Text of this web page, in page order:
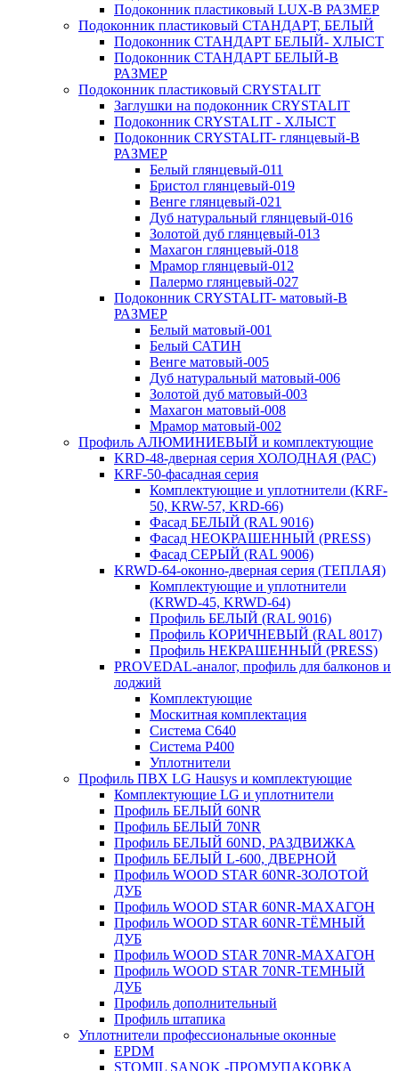
Подоконник пластиковый LUX-В РАЗМЕР
Подоконник пластиковый СТАНДАРТ, БЕЛЫЙ
Подоконник СТАНДАРТ БЕЛЫЙ- ХЛЫСТ
Подоконник СТАНДАРТ БЕЛЫЙ-В
РАЗМЕР
Подоконник пластиковый CRYSTALIT
Заглушки на подоконник CRYSTALIT
Подоконник CRYSTALIT - ХЛЫСТ
Подоконник CRYSTALIT- глянцевый-В
РАЗМЕР
Белый глянцевый-011
Бристол глянцевый-019
Венге глянцевый-021
Дуб натуральный глянцевый-016
Золотой дуб глянцевый-013
Махагон глянцевый-018
Мрамор глянцевый-012
Палермо глянцевый-027
Подоконник CRYSTALIT- матовый-В
РАЗМЕР
Белый матовый-001
Белый САТИН
Венге матовый-005
Дуб натуральный матовый-006
Золотой дуб матовый-003
Махагон матовый-008
Мрамор матовый-002
Профиль АЛЮМИНИЕВЫЙ и комплектующие
KRD-48-дверная серия ХОЛОДНАЯ (РАС)
KRF-50-фасадная серия
Комплектующие и уплотнители (KRF-
50, KRW-57, KRD-66)
Фасад БЕЛЫЙ (RAL 9016)
Фасад НЕОКРАШЕННЫЙ (PRESS)
Фасад СЕРЫЙ (RAL 9006)
KRWD-64-оконно-дверная серия (ТЕПЛАЯ)
Комплектующие и уплотнители
(KRWD-45, KRWD-64)
Профиль БЕЛЫЙ (RAL 9016)
Профиль КОРИЧНЕВЫЙ (RAL 8017)
Профиль НЕКРАШЕННЫЙ (PRESS)
PROVEDAL-аналог, профиль для балконов и
лоджий
Комплектующие
Москитная комплектация
Система C640
Система P400
Уплотнители
Профиль ПВХ LG Hausys и комплектующие
Комплектующие LG и уплотнители
Профиль БЕЛЫЙ 60NR
Профиль БЕЛЫЙ 70NR
Профиль БЕЛЫЙ 60ND, РАЗДВИЖКА
Профиль БЕЛЫЙ L-600, ДВЕРНОЙ
Профиль WOOD STAR 60NR-ЗОЛОТОЙ
ДУБ
Профиль WOOD STAR 60NR-МАХАГОН
Профиль WOOD STAR 60NR-ТЁМНЫЙ
ДУБ
Профиль WOOD STAR 70NR-МАХАГОН
Профиль WOOD STAR 70NR-ТЕМНЫЙ
ДУБ
Профиль дополнительный
Профиль штапика
Уплотнители профессиональные оконные
EPDM
STOMIL SANOK -ПРОМУПАКОВКА